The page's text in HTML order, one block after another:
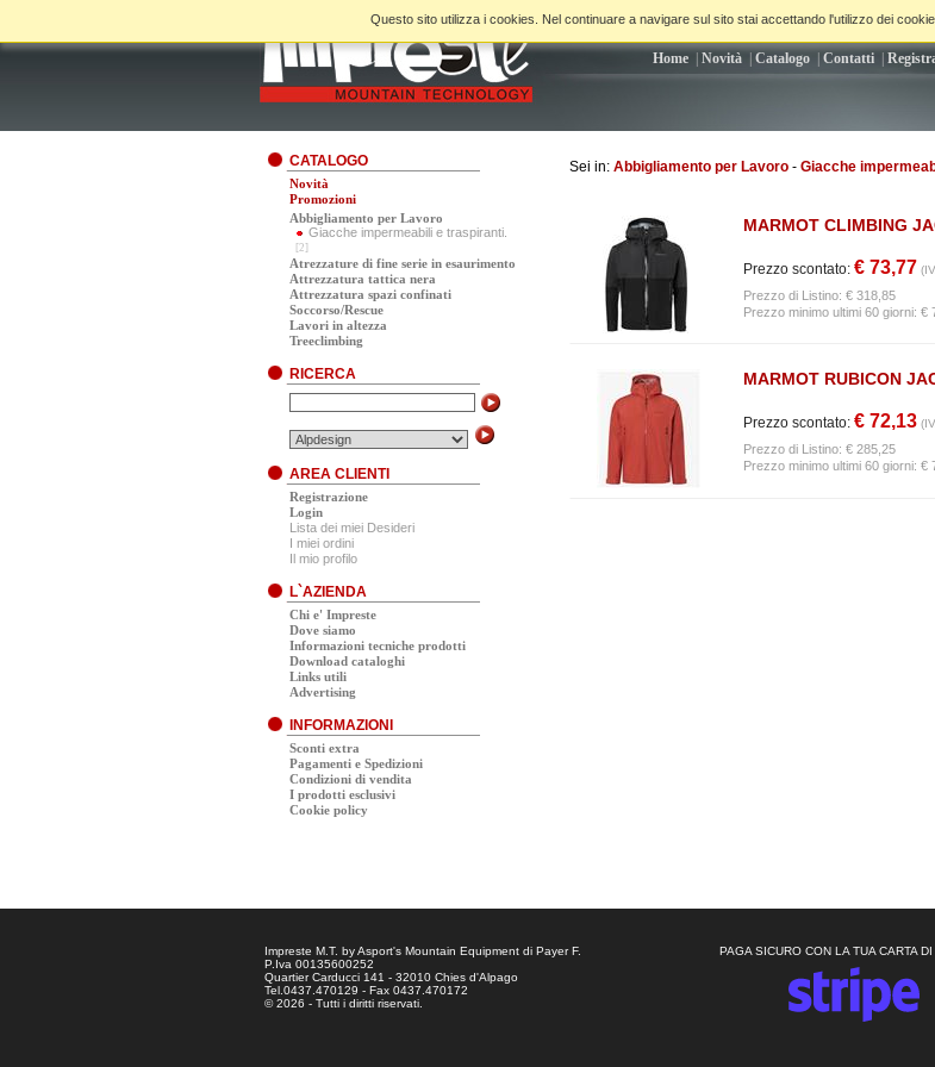
Questo sito utilizza i cookies. Nel continuare a navigare sul sito stai accettando l'utilizzo dei
Home Novità Catalogo Contatti
CATALOGO
Novità
Promozioni
Abbigliamento per Lavoro
Giacche impermeabili e traspiranti.
[2]
Atrezzature di fine serie in esaurimento
Attrezzatura tattica nera
Attrezzatura spazi confinati
Soccorso/Rescue
Lavori in altezza
Treeclimbing
RICERCA
AREA CLIENTI
Registrazione
Login
Lista dei miei Desideri
I miei ordini
Il mio profilo
L`AZIENDA
Chi e' Impreste
Dove siamo
Informazioni tecniche prodotti
Download cataloghi
Links utili
Advertising
INFORMAZIONI
Sconti extra
Pagamenti e Spedizioni
Condizioni di vendita
I prodotti esclusivi
Cookie policy
Sei in: Abbigliamento per Lavoro - Giacche
MARMOT CLIMBING
Prezzo scontato: € 73,77
Prezzo di Listino: € 318,85
Prezzo minimo ultimi 60 giorni: €
MARMOT RUBICON
Prezzo scontato: € 72,13
Prezzo di Listino: € 285,25
Prezzo minimo ultimi 60 giorni: €
Impreste M.T. by Asport's Mountain Equipment di Payer F.
P.Iva 00135600252
Quartier Carducci 141 - 32010 Chies d'Alpago
Tel.0437.470129 - Fax 0437.470172
© 2026 - Tutti i diritti riservati.
PAGA SICURO CON LA TUA CARTA